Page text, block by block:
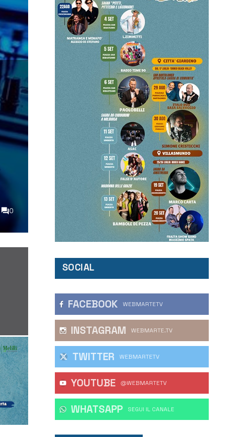
0
SOCIAL
FACEBOOK WEBMARTETV
INSTAGRAM WEBMARTE.TV
TWITTER WEBMARTETV
YOUTUBE @WEBMARTETV
WHATSAPP ‎SEGUI IL CANALE